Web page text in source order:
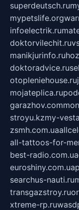
superdeutsch.ru
mypetslife.org
infoelectrik.ru
doktorvilechit.ru
manikjurinfo.ru
doktoradvice.ru
otopleniehouse.ru
mojateplica.ru
garazhov.com
stroyu.kzmy-
zsmh.com.ua
all-tattoos-for-
best-radio.com.ua
euroshiny.com.ua
searchus-nauti.ru
transgazstroy.ru
xtreme-rp.ru